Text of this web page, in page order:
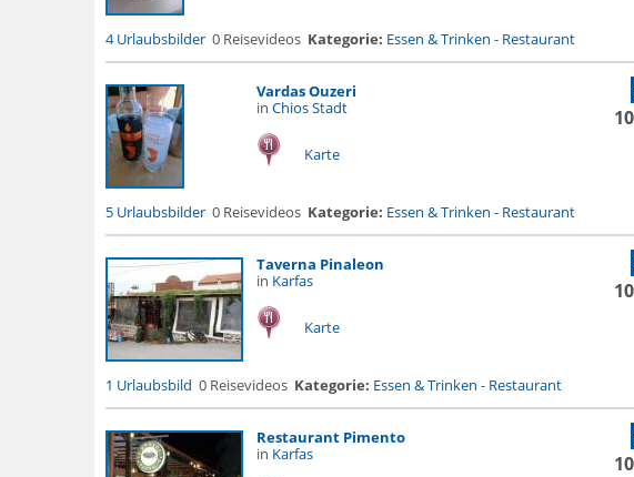
4 Urlaubsbilder 0 Reisevideos Kategorie: Essen & Trinken - Restaurant
Vardas Ouzeri
in Chios Stadt
Karte
5 Urlaubsbilder 0 Reisevideos Kategorie: Essen & Trinken - Restaurant
Taverna Pinaleon
in Karfas
Karte
1 Urlaubsbild 0 Reisevideos Kategorie: Essen & Trinken - Restaurant
Restaurant Pimento
in Karfas